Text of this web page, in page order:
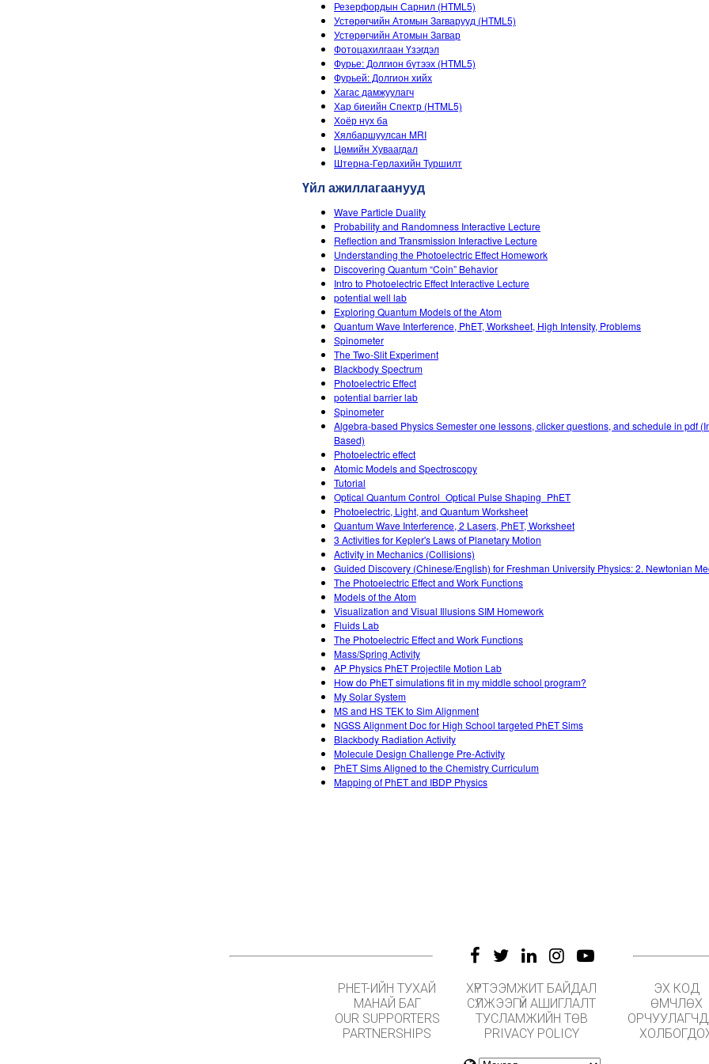
Резерфордын Сарнил (HTML5)
Устөрөгчийн Атомын Загварууд (HTML5)
Устөрөгчийн Атомын Загвар
Фотоцахилгаан Үзэгдэл
Фурье: Долгион бүтээх (HTML5)
Фурьей: Долгион хийх
Хагас дамжуулагч
Хар биеийн Спектр (HTML5)
Хоёр нүх ба
Хялбаршуулсан MRI
Цөмийн Хуваагдал
Штерна-Герлахийн Туршилт
Үйл ажиллагаанууд
Wave Particle Duality
Probability and Randomness Interactive Lecture
Reflection and Transmission Interactive Lecture
Understanding the Photoelectric Effect Homework
Discovering Quantum “Coin” Behavior
Intro to Photoelectric Effect Interactive Lecture
potential well lab
Exploring Quantum Models of the Atom
Quantum Wave Interference, PhET, Worksheet, High Intensity, Problems
Spinometer
The Two-Slit Experiment
Blackbody Spectrum
Photoelectric Effect
potential barrier lab
Spinometer
Algebra-based Physics Semester one lessons, clicker questions, and schedule in pdf
Based)
Photoelectric effect
Atomic Models and Spectroscopy
Tutorial
Optical Quantum Control_Optical Pulse Shaping_PhET
Photoelectric, Light, and Quantum Worksheet
Quantum Wave Interference, 2 Lasers, PhET, Worksheet
3 Activities for Kepler's Laws of Planetary Motion
Activity in Mechanics (Collisions)
Guided Discovery (Chinese/English) for Freshman University Physics: 2. Newtonian
The Photoelectric Effect and Work Functions
Models of the Atom
Visualization and Visual Illusions SIM Homework
Fluids Lab
The Photoelectric Effect and Work Functions
Mass/Spring Activity
AP Physics PhET Projectile Motion Lab
How do PhET simulations fit in my middle school program?
My Solar System
MS and HS TEK to Sim Alignment
NGSS Alignment Doc for High School targeted PhET Sims
Blackbody Radiation Activity
Molecule Design Challenge Pre-Activity
PhET Sims Aligned to the Chemistry Curriculum
Mapping of PhET and IBDP Physics
PHET-ИЙН ТУХАЙ
МАНАЙ БАГ
OUR SUPPORTERS
PARTNERSHIPS
ХҮРТЭЭМЖИТ БАЙДАЛ
СҮЛЖЭЭГҮЙ АШИГЛАЛТ
ТУСЛАМЖИЙН ТӨВ
PRIVACY POLICY
ЭХ КОД
ӨМЧЛӨХ